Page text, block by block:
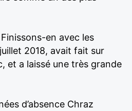
en avec les
2018, avait fait sur
et a laissé une très grande
d’absence Chraz